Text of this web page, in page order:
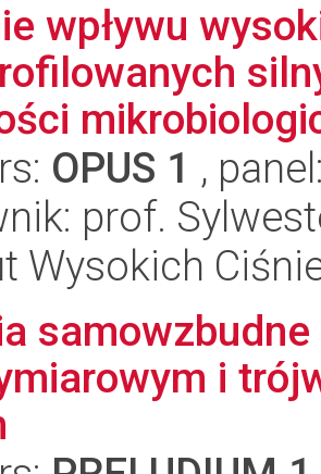
wpływu
OPUS 1 ,
prof.
Wysokich
i